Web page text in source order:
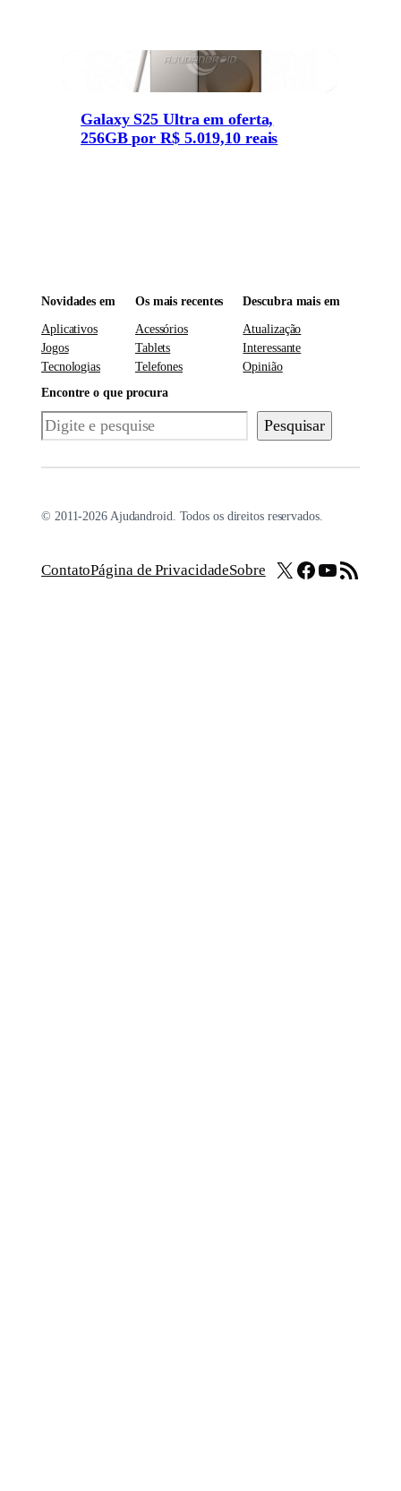
Galaxy S25 Ultra em oferta,
256GB por R$ 5.019,10 reais
Novidades em
Aplicativos
Jogos
Tecnologias
Os mais recentes
Acessórios
Tablets
Telefones
Descubra mais em
Atualização
Interessante
Opinião
Encontre o que procura
Pesquisar Pesquisar
© 2011-2026 Ajudandroid. Todos os direitos reservados.
ContatoPágina de PrivacidadeSobre X Facebook
Youtube
Feed RSS